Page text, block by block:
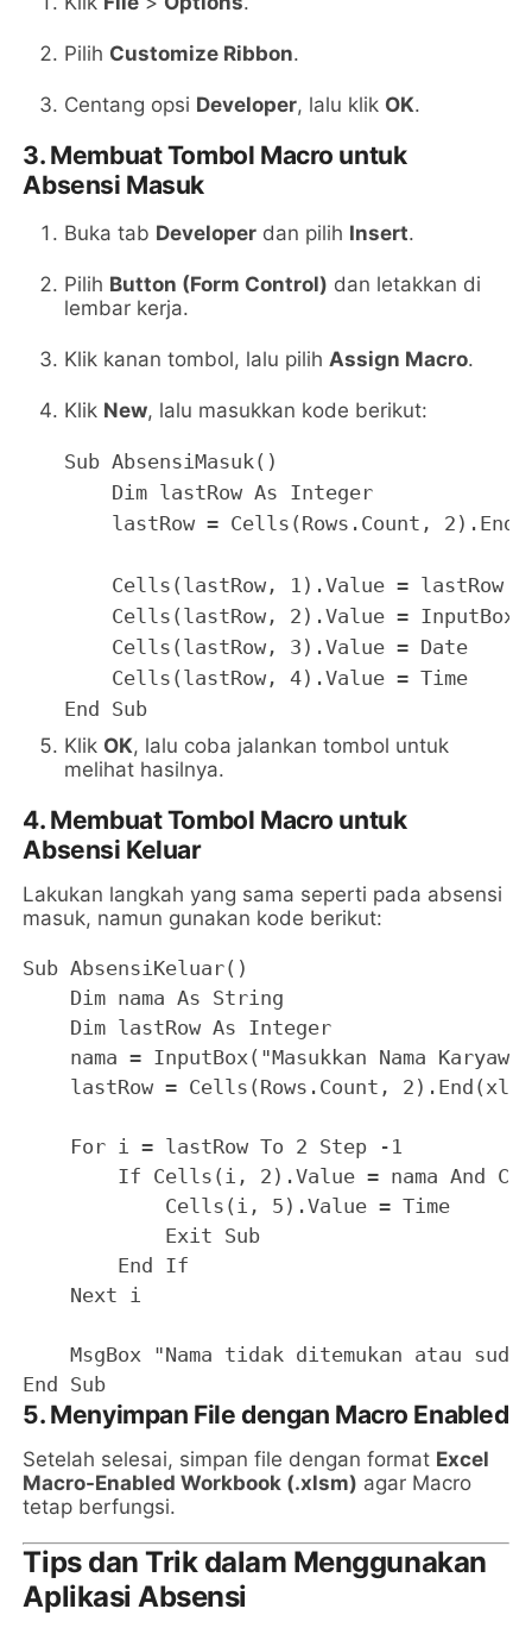
Pilih Customize Ribbon.
Centang opsi Developer, lalu klik OK.
3. Membuat Tombol Macro untuk
Absensi Masuk
Buka tab Developer dan pilih Insert.
Pilih Button (Form Control) dan letakkan di
lembar kerja.
Klik kanan tombol, lalu pilihAssign Macro.
Klik New, lalu masukkan kode berikut:
Sub AbsensiMasuk()
    Dim lastRow As Integer
lastRow = Cells(Rows.Count,
Cells(lastRow, 1).Value = lastRow -
Cells(lastRow, 2).Value =
    Cells(lastRow, 3).Value = Date
    Cells(lastRow, 4).Value = Time
End Sub
Klik OK, lalu coba jalankan tombol untuk
melihat hasilnya.
4. Membuat Tombol Macro untuk
Absensi Keluar
Lakukan langkah yang sama seperti pada absensi
masuk, namun gunakan kode berikut:
Sub AbsensiKeluar()
    Dim nama As String
    Dim lastRow As Integer
nama = InputBox("Masukkan Nama
lastRow = Cells(Rows.Count,
    For i = lastRow To 2 Step -1
If Cells(i, 2).Value = nama And
            Cells(i, 5).Value = Time
            Exit Sub
        End If
    Next i
MsgBox "Nama tidak ditemukan atau
End Sub
5. Menyimpan File dengan Macro Enabled
Setelah selesai, simpan file dengan format Excel
Macro-Enabled Workbook (.xlsm) agar Macro
tetap berfungsi.
Tips dan Trik dalam Menggunakan
Aplikasi Absensi